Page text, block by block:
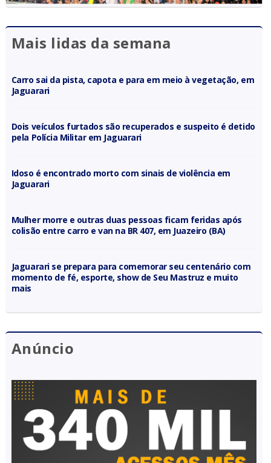
Mais lidas da semana
Carro sai da pista, capota e para em meio à vegetação, em
Jaguarari
Dois veículos furtados são recuperados e suspeito é detido
pela Polícia Militar em Jaguarari
Idoso é encontrado morto com sinais de violência em
Jaguarari
Mulher morre e outras duas pessoas ficam feridas após
colisão entre carro e van na BR 407, em Juazeiro (BA)
Jaguarari se prepara para comemorar seu centenário com
momento de fé, esporte, show de Seu Mastruz e muito
mais
Anúncio